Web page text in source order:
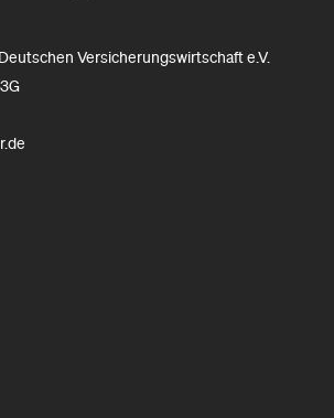
Versicherungswirtschaft e.V.